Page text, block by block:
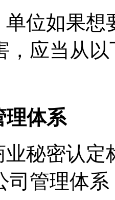
位如果想
，应当从
理体系
秘密认定
司管理体系